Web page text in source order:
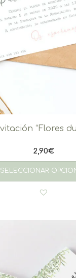
“Flores
2,90€
SELECCIONAR